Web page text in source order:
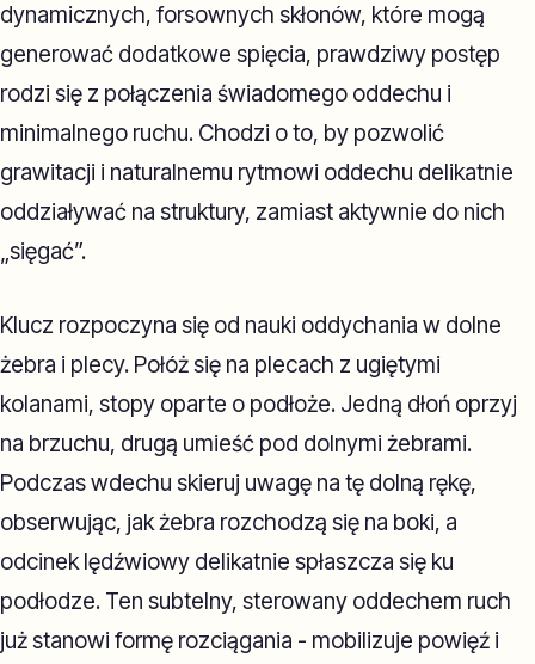
dynamicznych, forsownych skłonów, które mogą
generować dodatkowe spięcia, prawdziwy postęp
rodzi się z połączenia świadomego oddechu i
minimalnego ruchu. Chodzi o to, by pozwolić
grawitacji i naturalnemu rytmowi oddechu delikatnie
oddziaływać na struktury, zamiast aktywnie do nich
„sięgać”.
Klucz rozpoczyna się od nauki oddychania w dolne
żebra i plecy. Połóż się na plecach z ugiętymi
kolanami, stopy oparte o podłoże. Jedną dłoń oprzyj
na brzuchu, drugą umieść pod dolnymi żebrami.
Podczas wdechu skieruj uwagę na tę dolną rękę,
obserwując, jak żebra rozchodzą się na boki, a
odcinek lędźwiowy delikatnie spłaszcza się ku
podłodze. Ten subtelny, sterowany oddechem ruch
już stanowi formę rozciągania - mobilizuje powięź i